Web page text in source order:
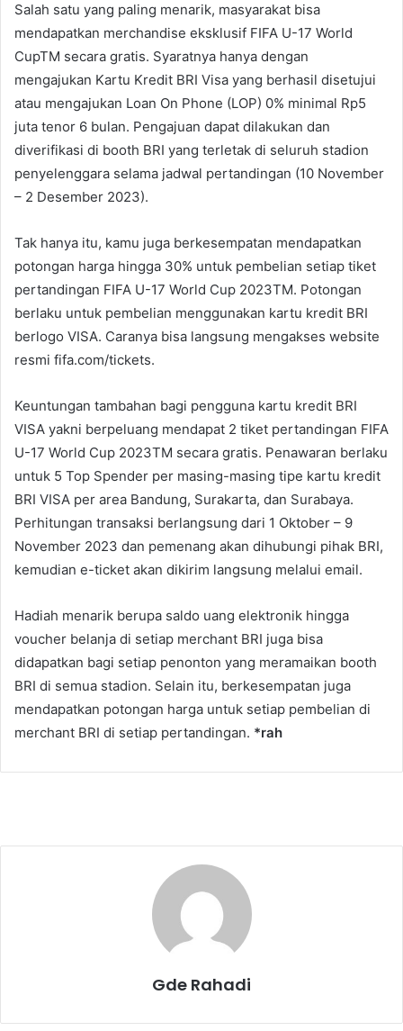
Salah satu yang paling menarik, masyarakat bisa
mendapatkan merchandise eksklusif FIFA U-17 World
CupTM secara gratis. Syaratnya hanya dengan
mengajukan Kartu Kredit BRI Visa yang berhasil disetujui
atau mengajukan Loan On Phone (LOP) 0% minimal Rp5
juta tenor 6 bulan. Pengajuan dapat dilakukan dan
diverifikasi di booth BRI yang terletak di seluruh stadion
penyelenggara selama jadwal pertandingan (10 November
– 2 Desember 2023).
Tak hanya itu, kamu juga berkesempatan mendapatkan
potongan harga hingga 30% untuk pembelian setiap tiket
pertandingan FIFA U-17 World Cup 2023TM. Potongan
berlaku untuk pembelian menggunakan kartu kredit BRI
berlogo VISA. Caranya bisa langsung mengakses website
resmi fifa.com/tickets.
Keuntungan tambahan bagi pengguna kartu kredit BRI
VISA yakni berpeluang mendapat 2 tiket pertandingan FIFA
U-17 World Cup 2023TM secara gratis. Penawaran berlaku
untuk 5 Top Spender per masing-masing tipe kartu kredit
BRI VISA per area Bandung, Surakarta, dan Surabaya.
Perhitungan transaksi berlangsung dari 1 Oktober – 9
November 2023 dan pemenang akan dihubungi pihak BRI,
kemudian e-ticket akan dikirim langsung melalui email.
Hadiah menarik berupa saldo uang elektronik hingga
voucher belanja di setiap merchant BRI juga bisa
didapatkan bagi setiap penonton yang meramaikan booth
BRI di semua stadion. Selain itu, berkesempatan juga
mendapatkan potongan harga untuk setiap pembelian di
merchant BRI di setiap pertandingan. *rah
Gde Rahadi